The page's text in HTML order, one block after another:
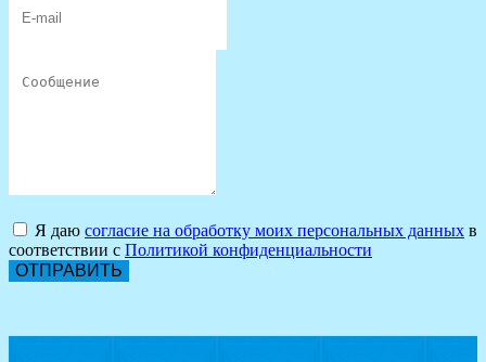
Я даю согласие на обработку моих персональных данных в
соответствии с Политикой конфиденциальности
ОТПРАВИТЬ